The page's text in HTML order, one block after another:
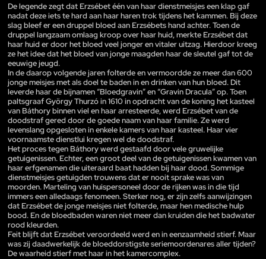
De legende zegt dat Erzsébet één van haar dienstmeisjes een klap gaf
nadat deze iets te hard aan haar haren trok tijdens het kammen. Bij deze
slag bleef er een druppel bloed aan Erzsébets hand achter. Toen de
druppel langzaam omlaag kroop over haar huid, merkte Erzsébet dat
haar huid er door het bloed veel jonger en vitaler uitzag. Hierdoor kreeg
ze het idee dat het bloed van jonge maagden haar de sleutel gaf tot de
eeuwige jeugd.
In de daarop volgende jaren folterde en vermoordde ze meer dan 600
jonge meisjes met als doel te baden in en drinken van hun bloed. Dit
leverde haar de bijnamen “Bloedgravin” en “Gravin Dracula” op. Toen
paltsgraaf György Thurzó in 1610 in opdracht van de koning het kasteel
van Báthory binnen viel en haar arresteerde, werd Erzsébet van de
doodstraf gered door de goede naam van haar familie. Ze werd
levenslang opgesloten in enkele kamers van haar kasteel. Haar vier
voornaamste dienstlui kregen wel de doodstraf.
Het proces tegen Báthory werd gestaafd door vele gruwelijke
getuigenissen. Echter, een groot deel van de getuigenissen kwamen van
haar erfgenamen die uiteraard baat hadden bij haar dood. Sommige
dienstmeisjes getuigden trouwens dat er nooit sprake was van
moorden. Marteling van huispersoneel door de rijken was in die tijd
immers een alledaags fenomeen. Sterker nog, er zijn zelfs aanwijzingen
dat Erzsébet de jonge meisjes niet folterde, maar hen medische hulp
bood. En de bloedbaden waren niet meer dan kruiden die het badwater
rood kleurden.
Feit blijft dat Erzsébet veroordeeld werd en in eenzaamheid stierf. Maar
was zij daadwerkelijk de bloeddorstigste seriemoordenares aller tijden?
De waarheid stierf met haar in het kamercomplex.